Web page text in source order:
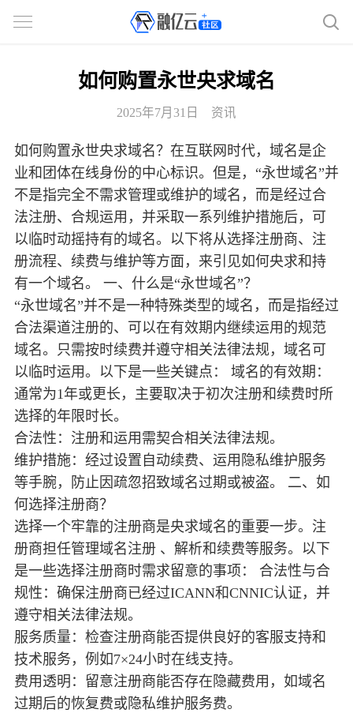
如何购置永世央求域名
2025年7月31日 资讯
如何购置永世央求域名？在互联网时代，域名是企
业和团体在线身份的中心标识。但是，“永世域名”并
不是指完全不需求管理或维护的域名，而是经过合
法注册、合规运用，并采取一系列维护措施后，可
以临时动摇持有的域名。以下将从选择注册商、注
册流程、续费与维护等方面，来引见如何央求和持
有一个域名。 一、什么是“永世域名”？
“永世域名”并不是一种特殊类型的域名，而是指经过
合法渠道注册的、可以在有效期内继续运用的规范
域名。只需按时续费并遵守相关法律法规，域名可
以临时运用。以下是一些关键点： 域名的有效期：
通常为1年或更长，主要取决于初次注册和续费时所
选择的年限时长。
合法性：注册和运用需契合相关法律法规。
维护措施：经过设置自动续费、运用隐私维护服务
等手腕，防止因疏忽招致域名过期或被盗。 二、如
何选择注册商？
选择一个牢靠的注册商是央求域名的重要一步。注
册商担任管理域名注册 、解析和续费等服务。以下
是一些选择注册商时需求留意的事项： 合法性与合
规性：确保注册商已经过ICANN和CNNIC认证，并
遵守相关法律法规。
服务质量：检查注册商能否提供良好的客服支持和
技术服务，例如7×24小时在线支持。
费用透明：留意注册商能否存在隐藏费用，如域名
过期后的恢复费或隐私维护服务费。